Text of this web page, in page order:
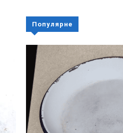
Популярне